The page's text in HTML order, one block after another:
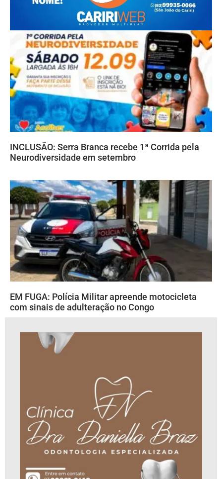
INCLUSÃO: Serra Branca recebe 1ª Corrida pela
Neurodiversidade em setembro
EM FUGA: Polícia Militar apreende motocicleta
com sinais de adulteração no Congo